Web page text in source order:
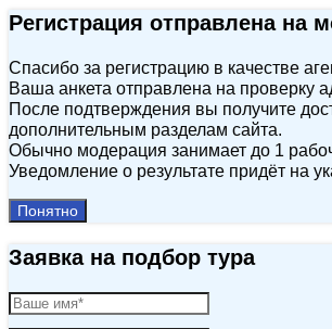
Регистрация отправлена на
Спасибо за регистрацию в качестве
Ваша анкета отправлена на проверку
После подтверждения вы получите
дополнительным разделам сайта.
Обычно модерация занимает до 1
Уведомление о результате придёт на
Понятно
Заявка на подбор тура